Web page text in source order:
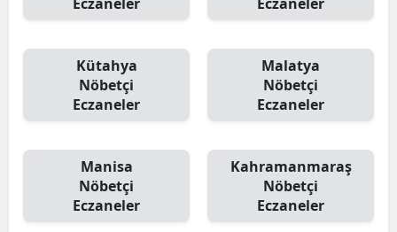
Kütahya
Nöbetçi
Eczaneler
Malatya
Nöbetçi
Eczaneler
Manisa
Nöbetçi
Eczaneler
Kahramanmaraş
Nöbetçi
Eczaneler